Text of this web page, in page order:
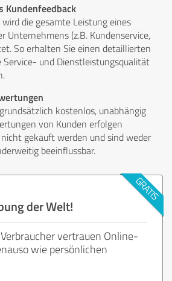
Kundenfeedback
die gesamte Leistung eines
Unternehmens (z.B. Kundenservice,
So erhalten Sie einen detaillierten
Service- und Dienstleistungsqualität
kostenlos, unabhängig
von Kunden erfolgen
gekauft werden und sind weder
beeinflussbar.
der Welt!
vertrauen Online-
wie persönlichen